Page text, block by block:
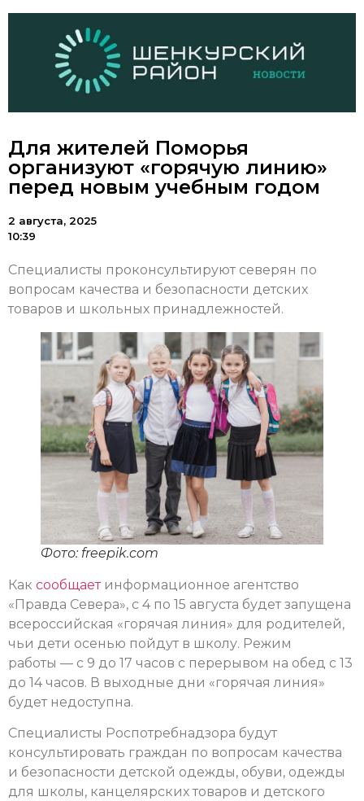
Для жителей Поморья
организуют «горячую линию»
перед новым учебным годом
2 августа, 2025
10:39
Специалисты проконсультируют северян по
вопросам качества и безопасности детских
товаров и школьных принадлежностей.
Фото: freepik.com
Как сообщаетинформационное агентство
«Правда Севера», с 4 по 15 августа будет запущена
всероссийская «горячая линия» для родителей,
чьи дети осенью пойдут в школу. Режим
работы — с 9 до 17 часов с перерывом на обед с 13
до 14 часов. В выходные дни «горячая линия»
будет недоступна.
Специалисты Роспотребнадзора будут
консультировать граждан по вопросам качества
и безопасности детской одежды, обуви, одежды
для школы, канцелярских товаров и детского